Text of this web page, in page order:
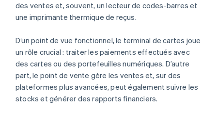
des ventes et, souvent, un lecteur de codes-barres et
une imprimante thermique de reçus.
D’un point de vue fonctionnel, le terminal de cartes joue
un rôle crucial : traiter les paiements effectués avec
des cartes ou des portefeuilles numériques. D’autre
part, le point de vente gère les ventes et, sur des
plateformes plus avancées, peut également suivre les
stocks et générer des rapports financiers.